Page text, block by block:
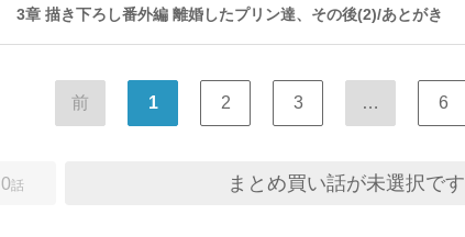
3章 描き下ろし番外編 離婚したプリン達、その後(2)/あとがき
前 1 2 3 … 6
0話 まとめ買い話が未選択です